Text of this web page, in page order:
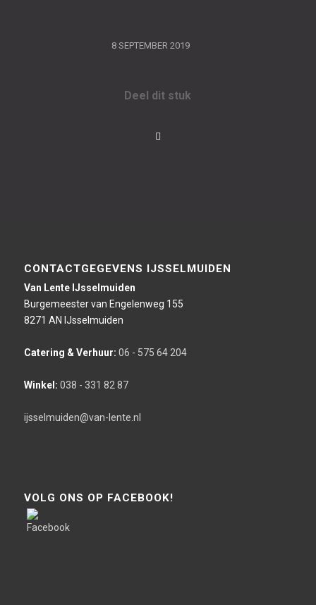
8 SEPTEMBER 2019
/
Deel dit stuk
CONTACTGEGEVENS IJSSELMUIDEN
Van Lente IJsselmuiden
Burgemeester van Engelenweg 155
8271 AN IJsselmuiden
Catering & Verhuur: 06 - 575 64 204
Winkel: 038 - 331 82 87
ijsselmuiden@van-lente.nl
VOLG ONS OP FACEBOOK!